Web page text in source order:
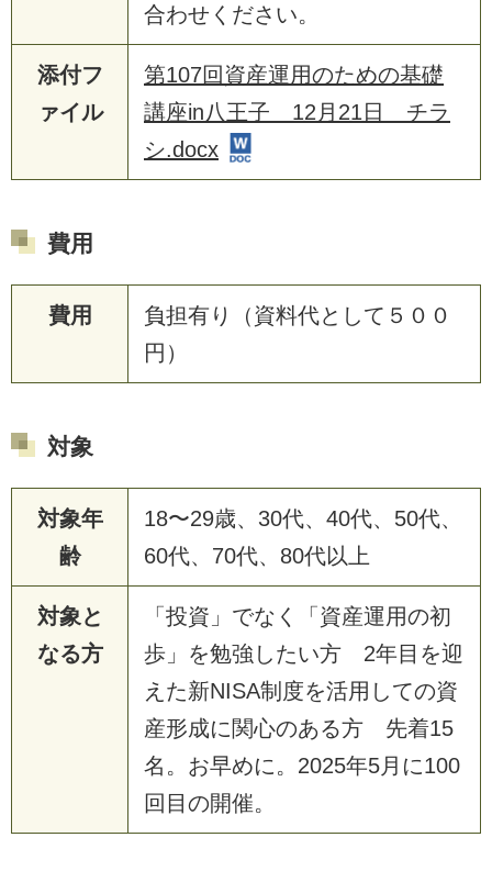
合わせください。
添付フ
ァイル
第107回資産運用のための基礎
講座in八王子 12月21日 チラ
シ.docx
費用
費用
負担有り（資料代として５００
円）
対象
対象年
齢
18〜29歳、30代、40代、50代、
60代、70代、80代以上
対象と
なる方
「投資」でなく「資産運用の初
歩」を勉強したい方 2年目を迎
えた新NISA制度を活用しての資
産形成に関心のある方 先着15
名。お早めに。2025年5月に100
回目の開催。